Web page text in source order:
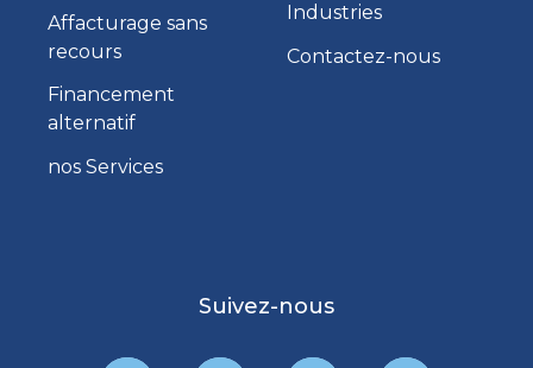
Affacturage sans
recours
Financement
alternatif
nos Services
Industries
Contactez-nous
Suivez-nous